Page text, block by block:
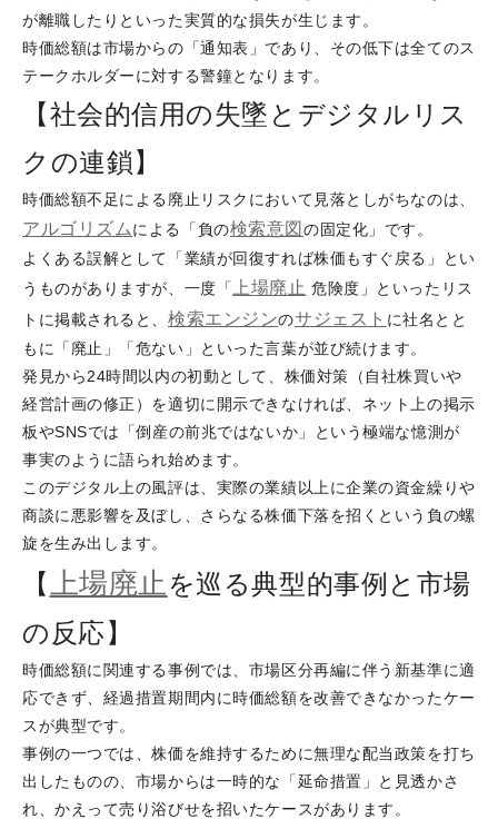
が離職したりといった実質的な損失が生じます。
時価総額は市場からの「通知表」であり、その低下は全てのス
テークホルダーに対する警鐘となります。
【社会的信用の失墜とデジタルリス
クの連鎖】
時価総額不足による廃止リスクにおいて見落としがちなのは、
アルゴリズムによる「負の検索意図 の固定化」です。
よくある誤解として「業績が回復すれば株価もすぐ戻る」とい
うものがありますが、一度「
上場廃止 危険度」といったリス
トに掲載されると、検索エンジンのサジェスト に社名とと
もに「廃止」「危ない」といった言葉が並び続けます。
発見から24時間以内の初動として、株価対策（自社株買いや
経営計画の修正）を適切に開示できなければ、ネット上の掲示
板やSNSでは「倒産の前兆ではないか」という極端な憶測が
事実のように語られ始めます。
このデジタル上の風評は、実際の業績以上に企業の資金繰りや
商談に悪影響を及ぼし、さらなる株価下落を招くという負の螺
旋を生み出します。
【上場廃止を巡る典型的事例と市場
の反応】
時価総額に関連する事例では、市場区分再編に伴う新基準に適
応できず、経過措置期間内に時価総額を改善できなかったケー
スが典型です。
事例の一つでは、株価を維持するために無理な配当政策を打ち
出したものの、市場からは一時的な「延命措置」と見透かさ
れ、かえって売り浴びせを招いたケースがあります。